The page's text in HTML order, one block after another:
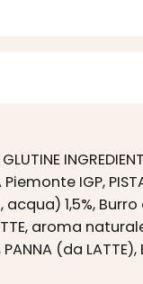
GLUTINE
Piemonte IGP,
1,5%,
aroma
(da LATTE),